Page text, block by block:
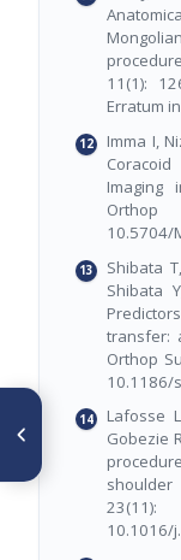
11(1):
Erratum
Imma I,
Imaging
10.5704/
Shibata
Shibata
transfer:
Orthop
10.1186/
Lafosse
Gobezie
10.1016/
ARTÍCULO
Técnica de
cirugías
mano en
COVID-19